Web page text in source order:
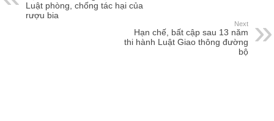
Luật phòng, chống tác hại của
rượu bia
Next
Hạn chế, bất cập sau 13 năm
thi hành Luật Giao thông đường
bộ